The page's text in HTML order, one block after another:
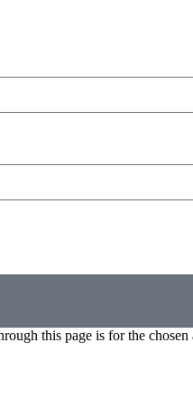
this page is for the